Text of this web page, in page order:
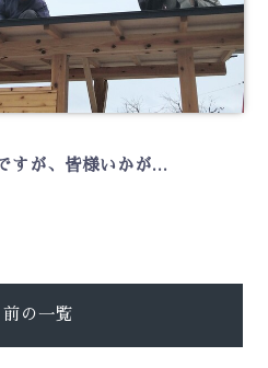
すが、皆様いかが...
の一覧